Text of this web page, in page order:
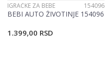
IGRAČKE ZA BEBE 154096
BEBI AUTO ŽIVOTINJE 154096
1.399,00 RSD